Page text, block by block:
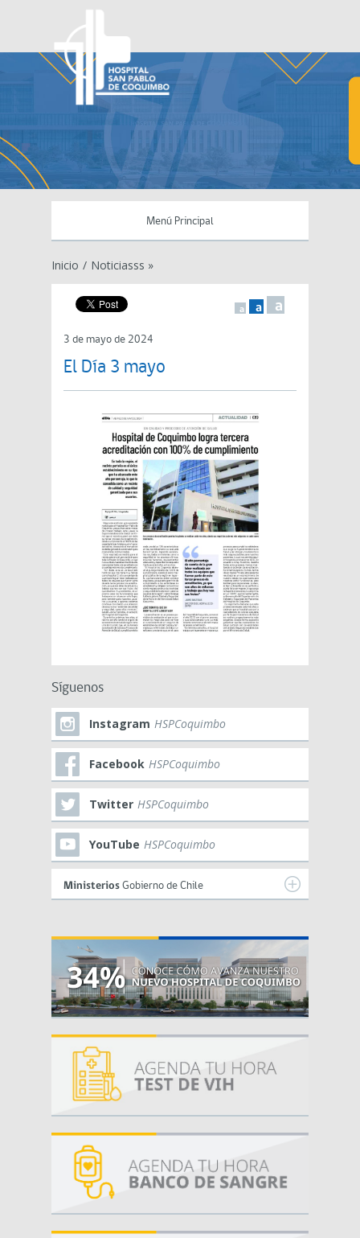
Menú Principal
Inicio / Noticiasss »
a a a
3 de mayo de 2024
El Día 3 mayo
Síguenos
Instagram HSPCoquimbo
Facebook HSPCoquimbo
Twitter HSPCoquimbo
YouTube HSPCoquimbo
Ministerios Gobierno de Chile